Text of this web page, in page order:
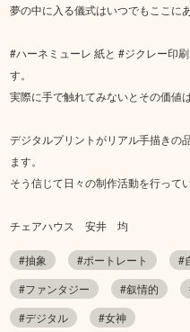
夢の中に入る儀式はいつでもここに
#ハーネミューレ 紙と #ジクレー印
す。
実際に手で触れてみないとその価値
デジタルプリントがリアル手描きの
ます。
そう信じて日々の制作活動を行ってい
チェアハウス 安井 均
#抽象 #ポートレート #
#ファンタジー
#叙情的
#デジタル
#女神